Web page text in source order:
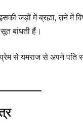
जड़ों में ब्रह्मा, तने
बांधती हैं।
से यमराज से अपने